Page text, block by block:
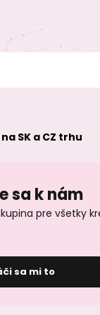
SK a CZ trhu
sa k nám
pre všetky
sa mi to